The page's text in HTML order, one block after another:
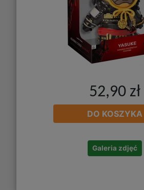
52,90 zł
DO KOSZYKA
Galeria zdjęć